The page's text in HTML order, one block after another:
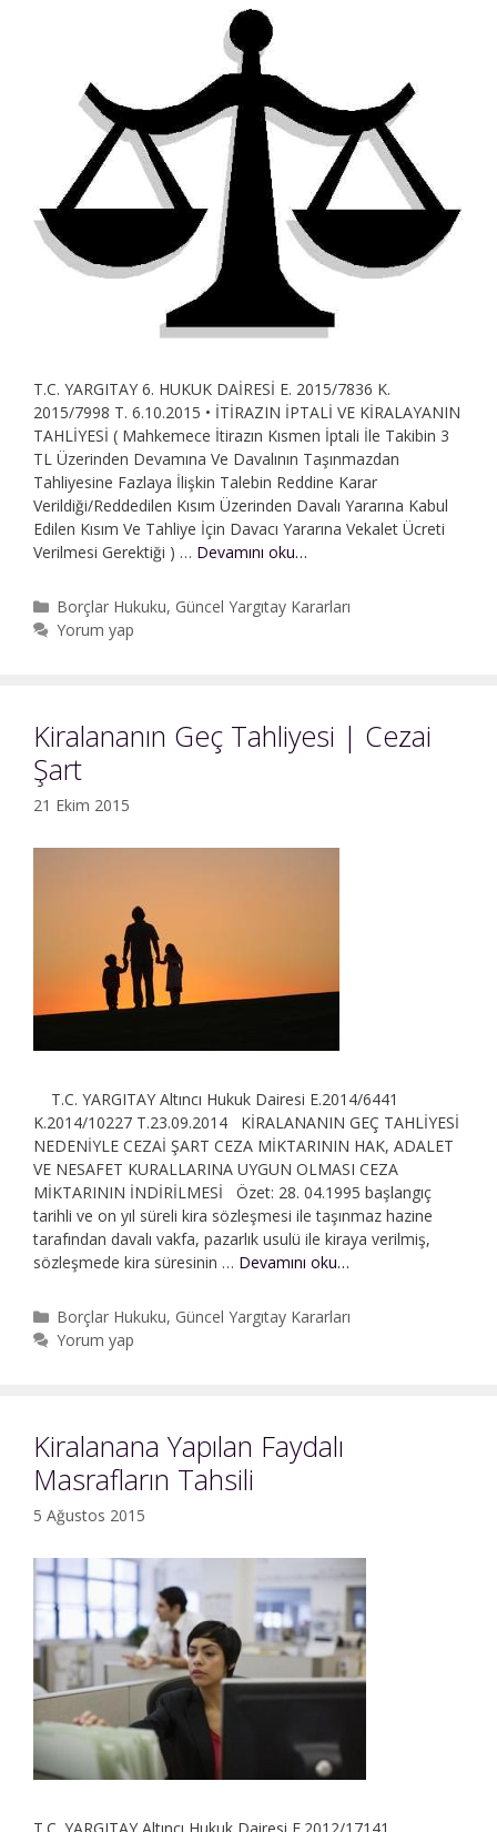
T.C. YARGITAY 6. HUKUK DAİRESİ E. 2015/7836 K.
2015/7998 T. 6.10.2015 • İTİRAZIN İPTALİ VE KİRALAYANIN
TAHLİYESİ ( Mahkemece İtirazın Kısmen İptali İle Takibin 3
TL Üzerinden Devamına Ve Davalının Taşınmazdan
Tahliyesine Fazlaya İlişkin Talebin Reddine Karar
Verildiği/Reddedilen Kısım Üzerinden Davalı Yararına Kabul
Edilen Kısım Ve Tahliye İçin Davacı Yararına Vekalet Ücreti
Verilmesi Gerektiği ) … Devamını oku…
Kategoriler
Borçlar Hukuku, Güncel Yargıtay Kararları
Yorum yap
Kiralananın Geç Tahliyesi | Cezai
Şart
21 Ekim 2015
T.C. YARGITAY Altıncı Hukuk Dairesi E.2014/6441
K.2014/10227 T.23.09.2014 KİRALANANIN GEÇ TAHLİYESİ
NEDENİYLE CEZAİ ŞART CEZA MİKTARININ HAK, ADALET
VE NESAFET KURALLARINA UYGUN OLMASI CEZA
MİKTARININ İNDİRİLMESİ Özet: 28. 04.1995 başlangıç
tarihli ve on yıl süreli kira sözleşmesi ile taşınmaz hazine
tarafından davalı vakfa, pazarlık usulü ile kiraya verilmiş,
sözleşmede kira süresinin … Devamını oku…
Kategoriler
Borçlar Hukuku, Güncel Yargıtay Kararları
Yorum yap
Kiralanana Yapılan Faydalı
Masrafların Tahsili
5 Ağustos 2015
T.C. YARGITAY Altıncı Hukuk Dairesi E.2012/17141